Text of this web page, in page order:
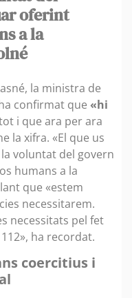
oferint
a la
la ministra de
confirmat que «hi
i que ara per ara
la xifra. «El que us
voluntat del govern
humans a la
que «estem
necessitarem.
necessitats pel fet
ha recordat.
coercitius i